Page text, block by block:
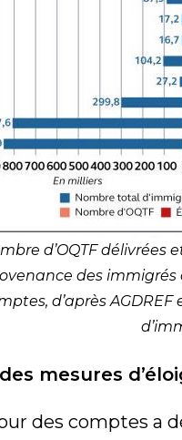
d’OQTF délivrées
des immigrés
d’après
mesures
des comptes a